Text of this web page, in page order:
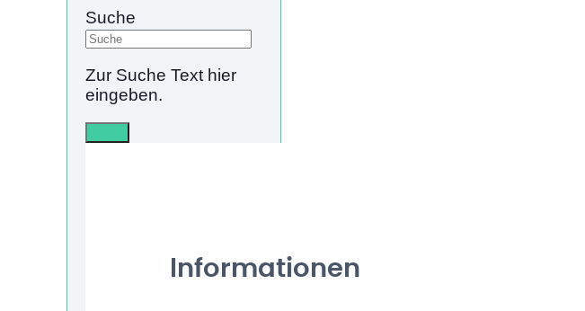
Suche
Zur Suche Text hier
eingeben.
Informationen